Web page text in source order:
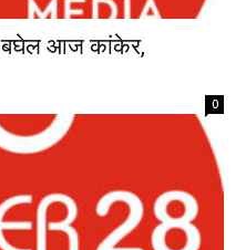
बघेल आज कांकेर,
0